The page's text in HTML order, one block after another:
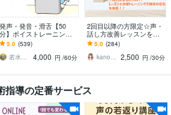
発声・発音・滑舌【50
分】ボイストレーニング
します 話す声お悩み改善
レッスン/オンライン・単
発・回数券制
5.0 (539)
若水鶏 稲子｜話し声専門ボイストレーナー
4,000 円 /60分
2回目以降の方限定☆声・
話し方改善レッスンをし
ます 月2回以上の継続レッ
スン専用☆声や話し方は
変わります！
5.0 (284)
kanon 話し方教室運営 2,500 円 /30分
指導の定番サービス